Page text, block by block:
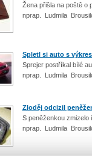
Žena přišla na poště o
nprap. Ludmila
Spletl si auto s
Sprejer postříkal bílé
nprap. Ludmila
Zloděj odcizil
S peněženkou zmizelo
nprap. Ludmila